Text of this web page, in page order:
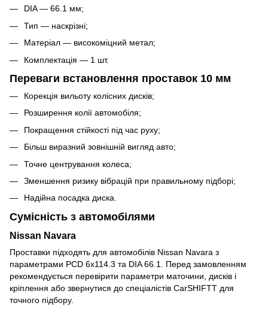
DIA — 66.1 мм;
Тип — наскрізні;
Матеріал — високоміцний метал;
Комплектація — 1 шт.
Переваги встановлення проставок 10 мм
Корекція вильоту колісних дисків;
Розширення колії автомобіля;
Покращення стійкості під час руху;
Більш виразний зовнішній вигляд авто;
Точне центрування колеса;
Зменшення ризику вібрацій при правильному підборі;
Надійна посадка диска.
Сумісність з автомобілями
Nissan Navara
Проставки підходять для автомобілів Nissan Navara з
параметрами PCD 6x114.3 та DIA 66.1. Перед замовленням
рекомендується перевірити параметри маточини, дисків і
кріплення або звернутися до спеціалістів CarSHIFTT для
точного підбору.